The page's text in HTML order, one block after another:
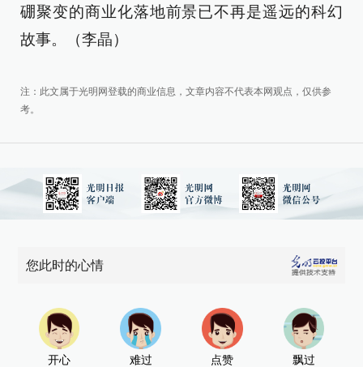
硼聚变的商业化落地前景已不再是遥远的科幻
故事。（李晶）
注：此文属于光明网登载的商业信息，文章内容不代表本网观点，仅供参
考。
您此时的心情
开心 难过 点赞 飘过